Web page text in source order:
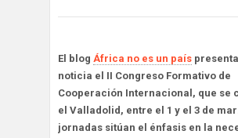
El blog África no es un país
noticia el II Congreso Formativo de
Cooperación Internacional, que se
el Valladolid, entre el 1 y el 3 de
jornadas sitúan el énfasis en la